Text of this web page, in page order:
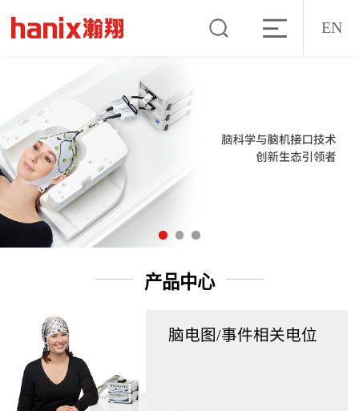
EN
产品中心
脑电图/事件相关电位